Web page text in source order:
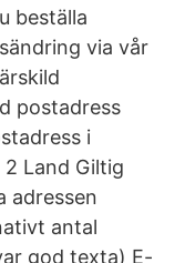
beställa
via vår
postadress
i
Land Giltig
adressen
antal
god texta) E-